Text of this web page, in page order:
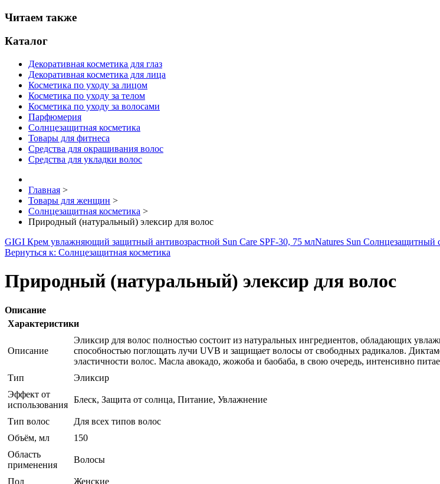
Читаем также
Каталог
Декоративная косметика для глаз
Декоративная косметика для лица
Косметика по уходу за лицом
Косметика по уходу за телом
Косметика по уходу за волосами
Парфюмерия
Солнцезащитная косметика
Товары для фитнеса
Средства для окрашивания волос
Средства для укладки волос
Главная >
Товары для женщин >
Солнцезащитная косметика >
Природный (натуральный) элексир для волос
GIGI Крем увлажняющий защитный антивозрастной Sun Care SPF-30, 75 млNatures Sun Солнцезащитный
Вернуться к: Солнцезащитная косметика
Природный (натуральный) элексир для волос
Описание
Характеристики
Описание
Эликсир для волос полностью состоит из натуральных ингредиентов, обладающих
способностью поглощать лучи UVB и защищает волосы от свободных радикалов.
эластичности волос. Масла авокадо, жожоба и баобаба, в свою очередь, интенсивно
Тип
Эликсир
Эффект от
использования
Блеск, Защита от солнца, Питание, Увлажнение
Тип волос
Для всех типов волос
Объём, мл
150
Область
применения
Волосы
Пол Женские